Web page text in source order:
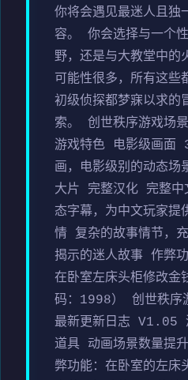
你将会遇见最迷人且独
容。 你会选择与一个
野，还是与大教堂中的
可能性很多，所有这些
初级侦探都梦寐以求的
索。 创世秩序游戏场
游戏特色 电影级画面
画，电影级别的动态场
大片 完整汉化 完整中
态字幕，为中文玩家提
情 复杂的故事情节，
揭示的迷人故事 作弊
在卧室左床头柜修改金
码：1998） 创世秩序
最新更新日志 V1.05
道具 动画场景数量提
弊功能：在卧室的左床